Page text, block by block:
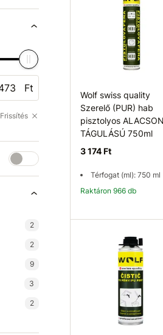
Ft
Frissítés
2
2
9
3
2
Wolf swiss quality
Szerelő (PUR) hab
pisztolyos
TÁGULÁSÚ 750ml
3 174 Ft
Térfogat (ml): 750 ml
Raktáron 966 db